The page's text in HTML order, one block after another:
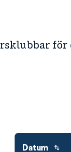
för
Datum